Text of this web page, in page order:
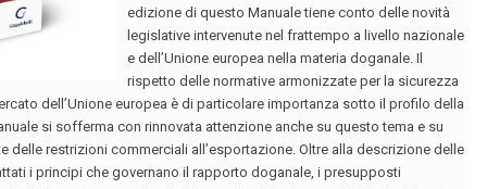
isolamento interpersonale ed
altre restrizioni dovute alla
pandemia, e che sia connessa
ad una supply chain, cioè ad
una rete di
approvvigionamento,